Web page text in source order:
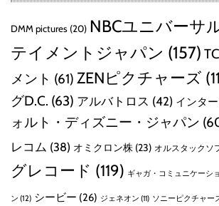
DMM pictures (20) NBCユニバーサ
テイメントジャパン (157)
メント (61) ZENピクチャーズ
グD.C. (63) アルバトロス (42) インタ
ォルト・ディズニー・ジャパン
レコム (38) オミクロン株 (23) オルスタックソ
グレコード (119) ギャガ・コミュニケーシ
ン (12) シービー (26) ジェネオン (11) ソニーピクチャー